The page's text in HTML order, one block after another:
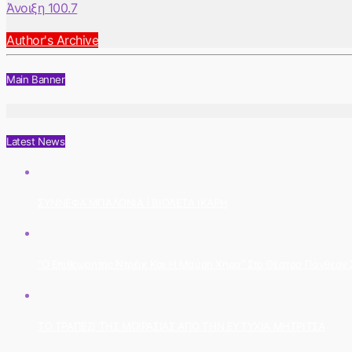
Άνοιξη 100.7
Author's Archive
Main Banner
Latest News